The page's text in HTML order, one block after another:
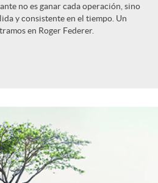
no es ganar cada operación, sino
y consistente en el tiempo. Un
en Roger Federer.